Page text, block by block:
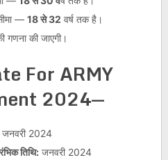
— 18 से 32 वर्ष तक है।
की जाएगी।
For ARMY
2024—
2024
तिथि:जनवरी 2024